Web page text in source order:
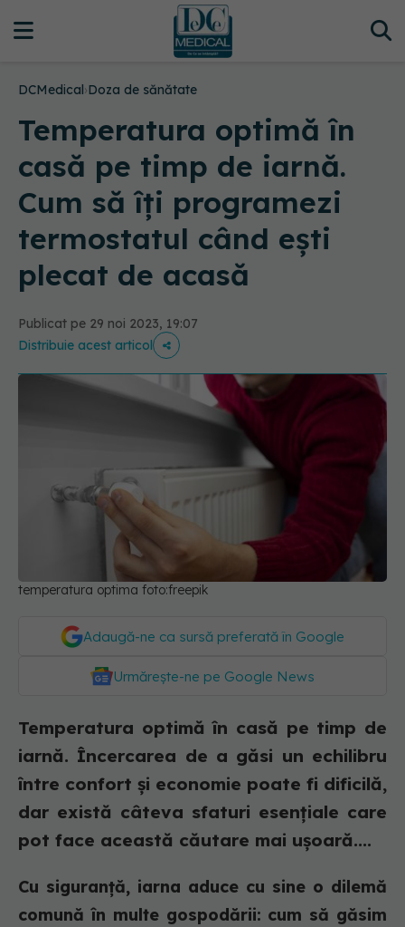
DCMedical›Doza de sănătate
Temperatura optimă în
casă pe timp de iarnă.
Cum să îți programezi
termostatul când ești
plecat de acasă
Publicat pe 29 noi 2023, 19:07
Distribuie acest articol
temperatura optima foto:freepik
Adaugă-ne ca sursă preferată în Google
Urmărește-ne pe Google News
Temperatura optimă în casă pe timp de
iarnă. Încercarea de a găsi un echilibru
între confort și economie poate fi dificilă,
dar există câteva sfaturi esențiale care
pot face această căutare mai ușoară....
Cu siguranță, iarna aduce cu sine o dilemă
comună în multe gospodării: cum să găsim